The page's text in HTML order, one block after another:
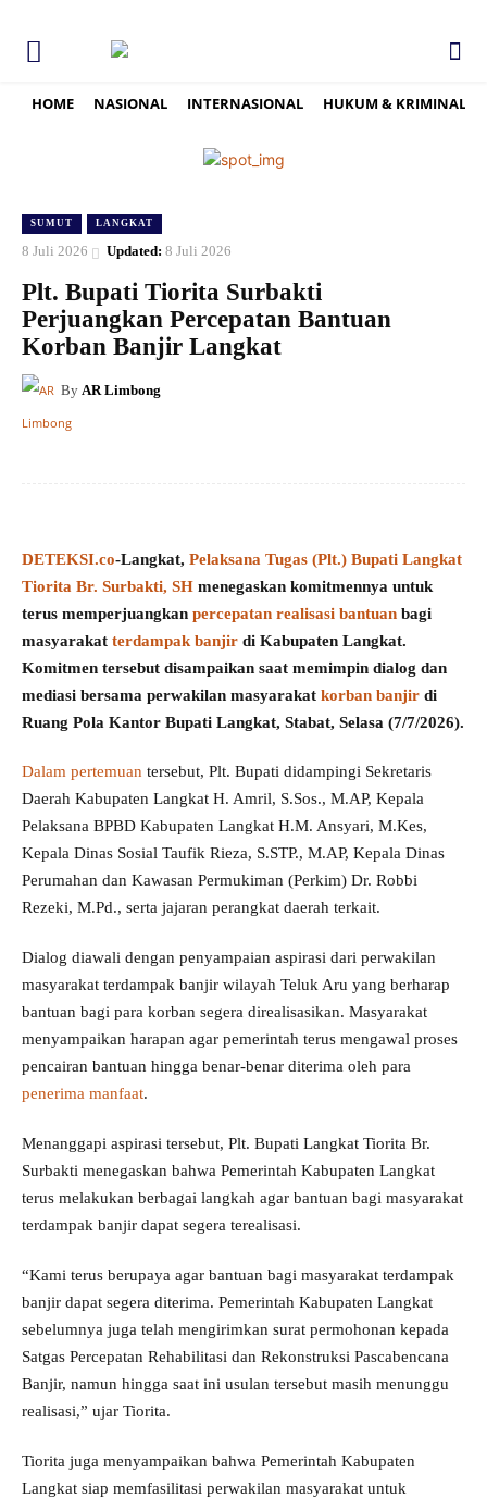
HOME NASIONAL INTERNASIONAL HUKUM & KRIMINAL
SUMUT LANGKAT
8 Juli 2026 Updated: 8 Juli 2026
Plt. Bupati Tiorita Surbakti
Perjuangkan Percepatan Bantuan
Korban Banjir Langkat
By AR Limbong
DETEKSI.co-Langkat, Pelaksana Tugas (Plt.) Bupati Langkat
Tiorita Br. Surbakti, SH menegaskan komitmennya untuk
terus memperjuangkan percepatan realisasi bantuan bagi
masyarakat terdampak banjir di Kabupaten Langkat.
Komitmen tersebut disampaikan saat memimpin dialog dan
mediasi bersama perwakilan masyarakat korban banjir di
Ruang Pola Kantor Bupati Langkat, Stabat, Selasa (7/7/2026).
Dalam pertemuan tersebut, Plt. Bupati didampingi Sekretaris
Daerah Kabupaten Langkat H. Amril, S.Sos., M.AP, Kepala
Pelaksana BPBD Kabupaten Langkat H.M. Ansyari, M.Kes,
Kepala Dinas Sosial Taufik Rieza, S.STP., M.AP, Kepala Dinas
Perumahan dan Kawasan Permukiman (Perkim) Dr. Robbi
Rezeki, M.Pd., serta jajaran perangkat daerah terkait.
Dialog diawali dengan penyampaian aspirasi dari perwakilan
masyarakat terdampak banjir wilayah Teluk Aru yang berharap
bantuan bagi para korban segera direalisasikan. Masyarakat
menyampaikan harapan agar pemerintah terus mengawal proses
pencairan bantuan hingga benar-benar diterima oleh para
penerima manfaat.
Menanggapi aspirasi tersebut, Plt. Bupati Langkat Tiorita Br.
Surbakti menegaskan bahwa Pemerintah Kabupaten Langkat
terus melakukan berbagai langkah agar bantuan bagi masyarakat
terdampak banjir dapat segera terealisasi.
“Kami terus berupaya agar bantuan bagi masyarakat terdampak
banjir dapat segera diterima. Pemerintah Kabupaten Langkat
sebelumnya juga telah mengirimkan surat permohonan kepada
Satgas Percepatan Rehabilitasi dan Rekonstruksi Pascabencana
Banjir, namun hingga saat ini usulan tersebut masih menunggu
realisasi,” ujar Tiorita.
Tiorita juga menyampaikan bahwa Pemerintah Kabupaten
Langkat siap memfasilitasi perwakilan masyarakat untuk